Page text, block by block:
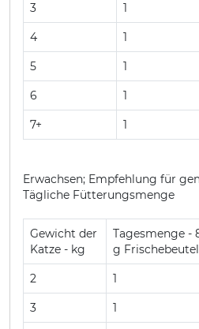
3 1
4 1
5 1
6 1
7+ 1
Erwachsen; Empfehlung für
Tägliche Fütterungsmenge
Gewicht der
Katze - kg
Tagesmenge -
g Frischebeutel
2 1
3 1